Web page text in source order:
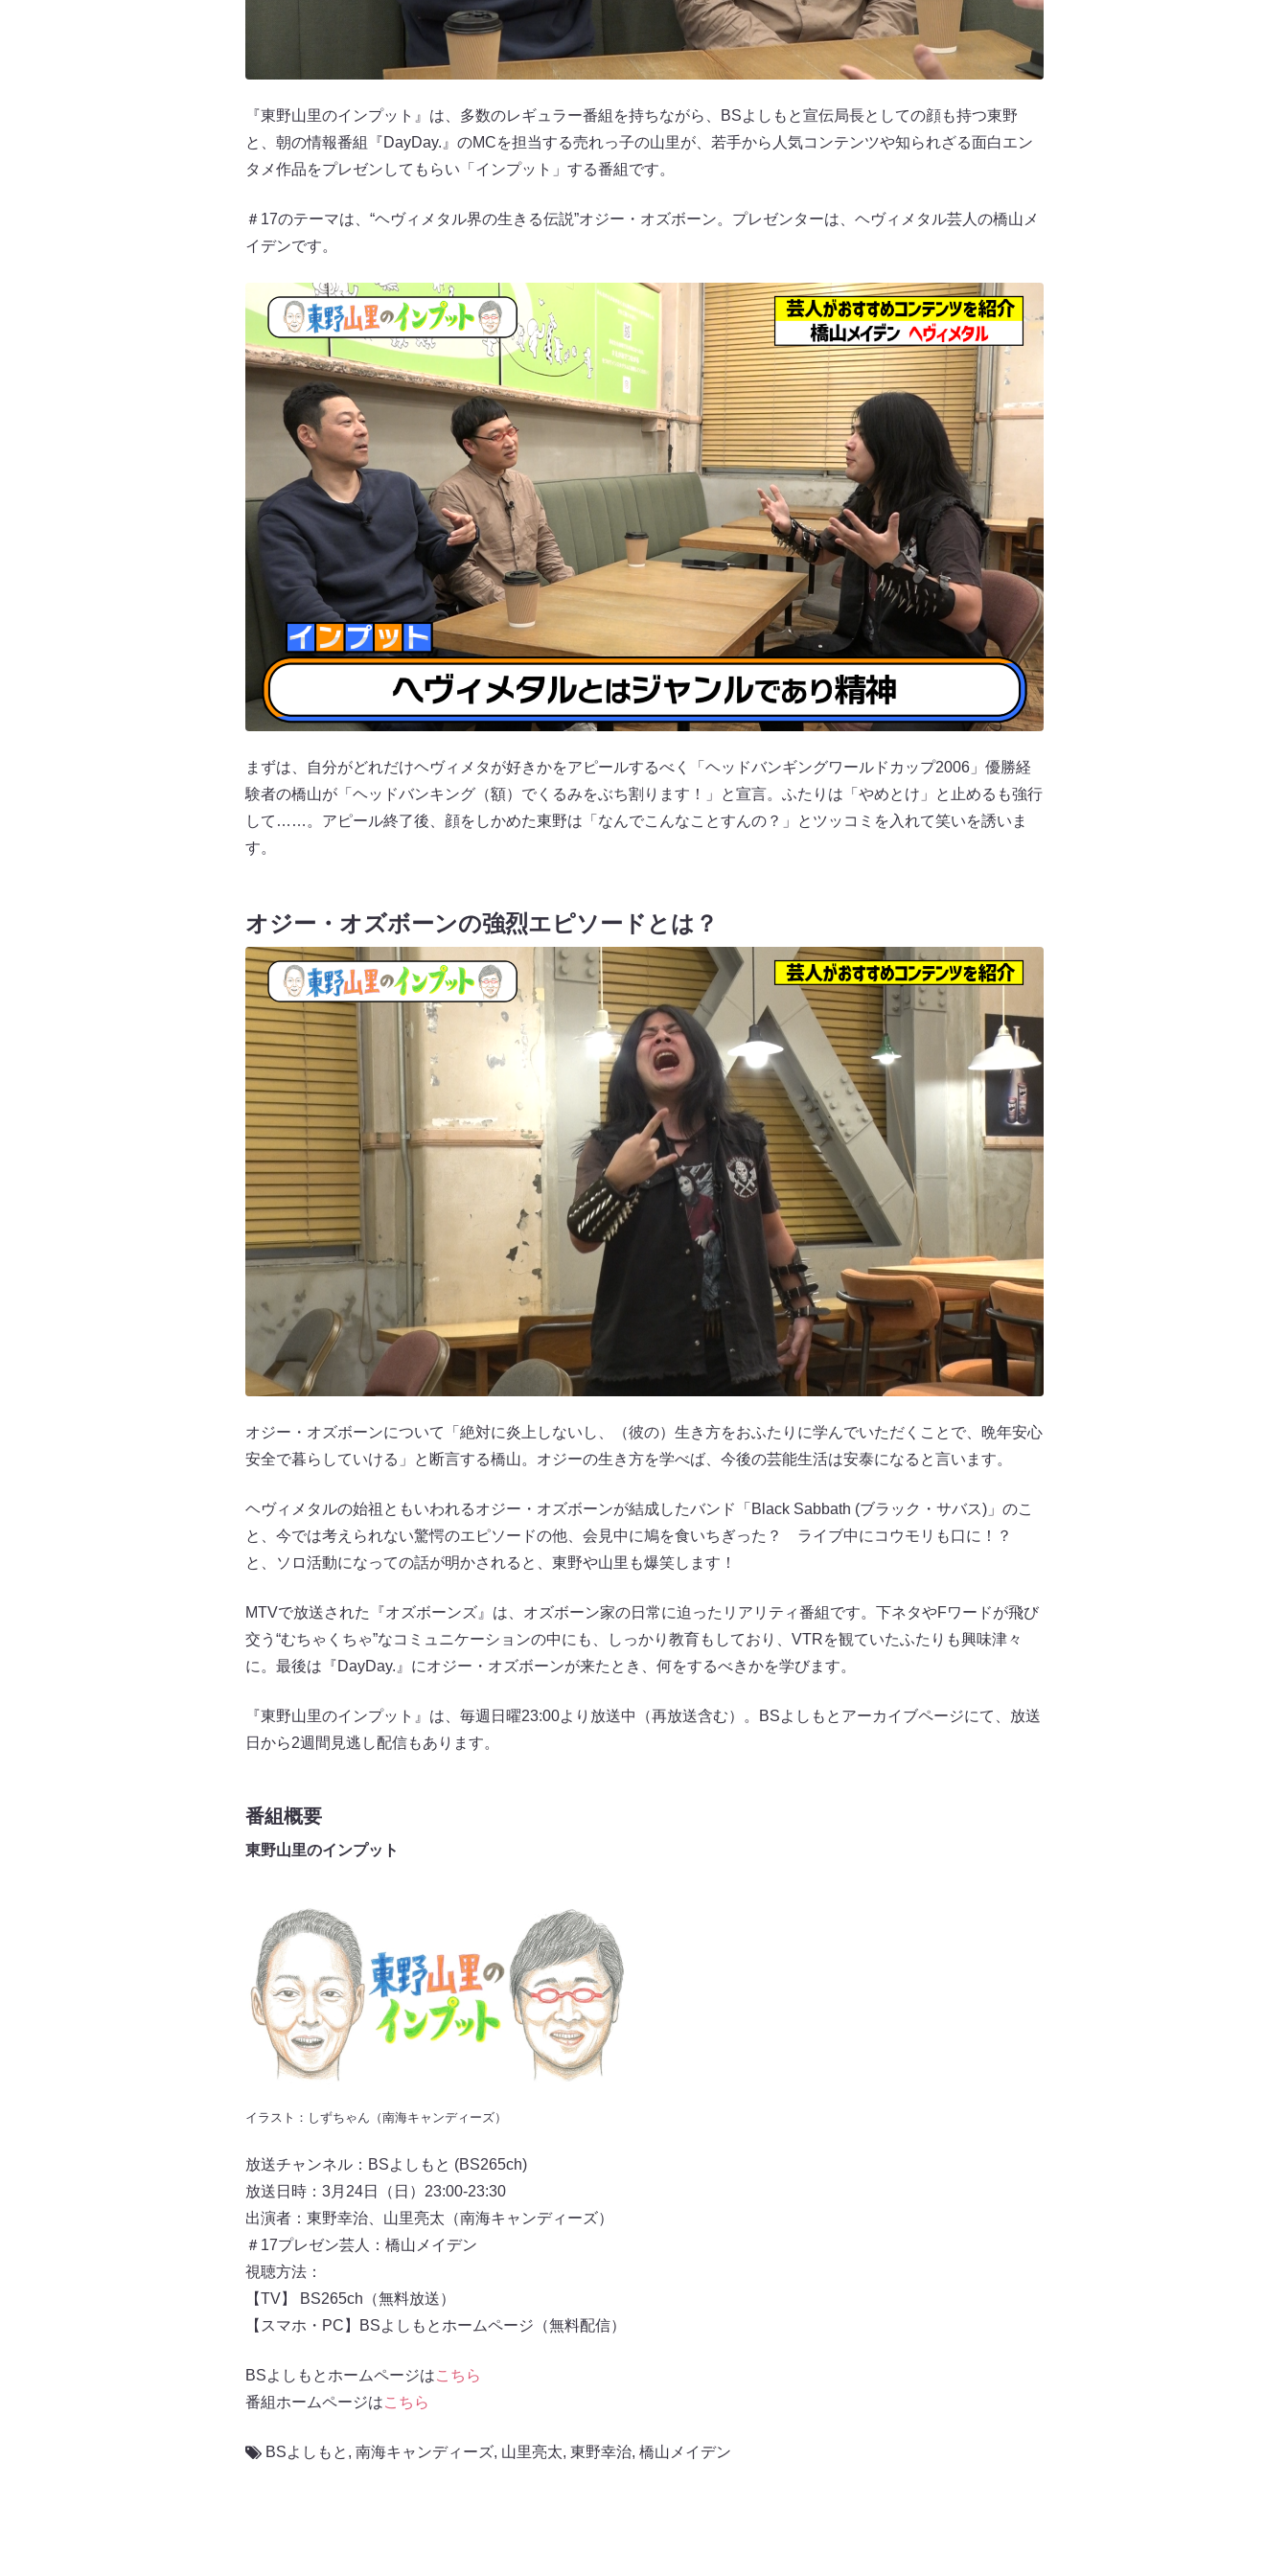
『東野山里のインプット』は、多数のレギュラー番組を持ちながら、BSよしもと宣伝局長としての顔も持つ東野
と、朝の情報番組『DayDay.』のMCを担当する売れっ子の山里が、若手から人気コンテンツや知られざる面白エン
タメ作品をプレゼンしてもらい「インプット」する番組です。
＃17のテーマは、“ヘヴィメタル界の生きる伝説”オジー・オズボーン。プレゼンターは、ヘヴィメタル芸人の橋山メ
イデンです。
まずは、自分がどれだけヘヴィメタが好きかをアピールするべく「ヘッドバンギングワールドカップ2006」優勝経
験者の橋山が「ヘッドバンキング（額）でくるみをぶち割ります！」と宣言。ふたりは「やめとけ」と止めるも強行
して……。アピール終了後、顔をしかめた東野は「なんでこんなことすんの？」とツッコミを入れて笑いを誘いま
す。
オジー・オズボーンの強烈エピソードとは？
オジー・オズボーンについて「絶対に炎上しないし、（彼の）生き方をおふたりに学んでいただくことで、晩年安心
安全で暮らしていける」と断言する橋山。オジーの生き方を学べば、今後の芸能生活は安泰になると言います。
ヘヴィメタルの始祖ともいわれるオジー・オズボーンが結成したバンド「Black Sabbath (ブラック・サバス)」のこ
と、今では考えられない驚愕のエピソードの他、会見中に鳩を食いちぎった？ ライブ中にコウモリも口に！？
と、ソロ活動になっての話が明かされると、東野や山里も爆笑します！
MTVで放送された『オズボーンズ』は、オズボーン家の日常に迫ったリアリティ番組です。下ネタやFワードが飛び
交う“むちゃくちゃ”なコミュニケーションの中にも、しっかり教育もしており、VTRを観ていたふたりも興味津々
に。最後は『DayDay.』にオジー・オズボーンが来たとき、何をするべきかを学びます。
『東野山里のインプット』は、毎週日曜23:00より放送中（再放送含む）。BSよしもとアーカイブページにて、放送
日から2週間見逃し配信もあります。
番組概要
東野山里のインプット
イラスト：しずちゃん（南海キャンディーズ）
放送チャンネル：BSよしもと (BS265ch)
放送日時：3月24日（日）23:00-23:30
出演者：東野幸治、山里亮太（南海キャンディーズ）
＃17プレゼン芸人：橋山メイデン
視聴方法：
【TV】 BS265ch（無料放送）
【スマホ・PC】BSよしもとホームページ（無料配信）
BSよしもとホームページはこちら
番組ホームページはこちら
BSよしもと , 南海キャンディーズ, 山里亮太, 東野幸治, 橋山メイデン